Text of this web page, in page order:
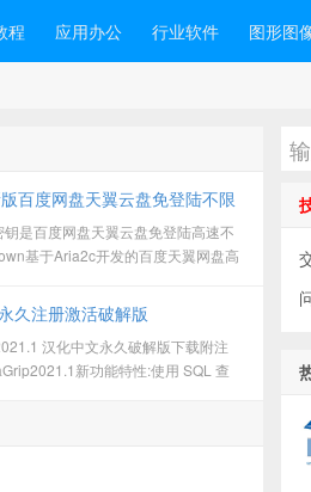
程 应用办公 行业软件 图形图
百度网盘天翼云盘免登陆不限
是百度网盘天翼云盘免登陆高速不
基于Aria2c开发的百度天翼网盘高
下载器主要用于免登陆高速下载
久注册激活破解版
汉化中文永久破解版下载附注
新功能特性:使用 SQL 查